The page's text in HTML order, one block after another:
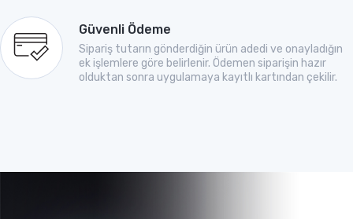
Güvenli Ödeme
Sipariş tutarın gönderdiğin ürün adedi ve onayladığın
ek işlemlere göre belirlenir. Ödemen siparişin hazır
olduktan sonra uygulamaya kayıtlı kartından çekilir.